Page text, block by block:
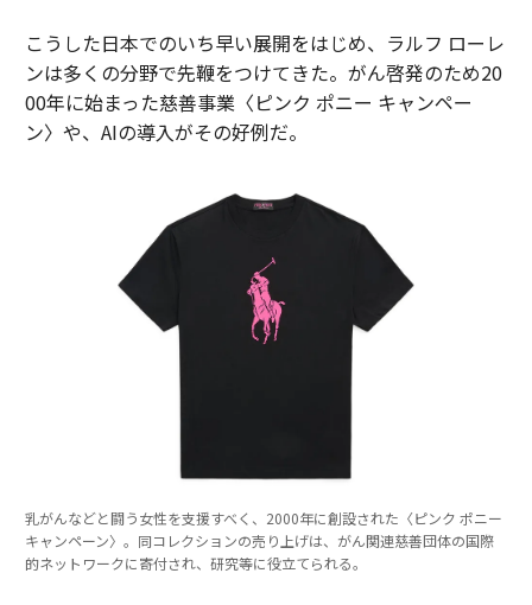
こうした日本でのいち早い展開をはじめ、ラルフ ローレ
ンは多くの分野で先鞭をつけてきた。がん啓発のため20
00年に始まった慈善事業〈ピンク ポニー キャンペー
ン〉や、AIの導入がその好例だ。
乳がんなどと闘う女性を支援すべく、2000年に創設された〈ピンク ポニー
キャンペーン〉。同コレクションの売り上げは、がん関連慈善団体の国際
的ネットワークに寄付され、研究等に役立てられる。